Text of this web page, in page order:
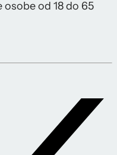
od 18 do 65